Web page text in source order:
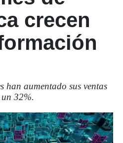
crecen
han aumentado sus ventas
32%.